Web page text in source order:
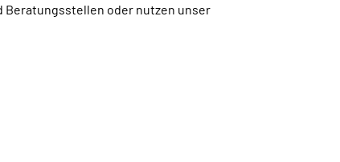
Beratungsstellen oder nutzen unser